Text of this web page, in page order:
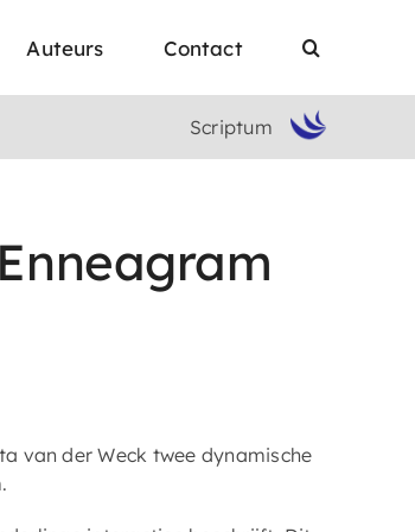
Auteurs Contact
Scriptum
van der Weck twee dynamische